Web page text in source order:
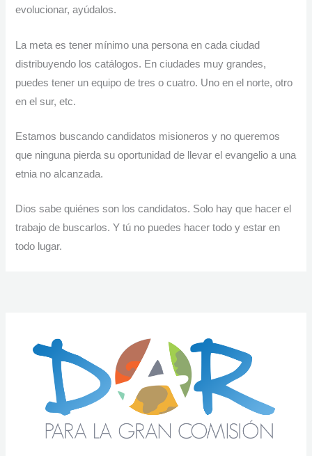
evolucionar, ayúdalos.
La meta es tener mínimo una persona en cada ciudad
distribuyendo los catálogos. En ciudades muy grandes,
puedes tener un equipo de tres o cuatro. Uno en el norte, otro
en el sur, etc.
Estamos buscando candidatos misioneros y no queremos
que ninguna pierda su oportunidad de llevar el evangelio a una
etnia no alcanzada.
Dios sabe quiénes son los candidatos. Solo hay que hacer el
trabajo de buscarlos. Y tú no puedes hacer todo y estar en
todo lugar.